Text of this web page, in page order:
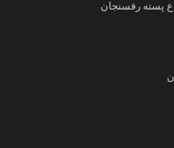
پسته رفسنجان